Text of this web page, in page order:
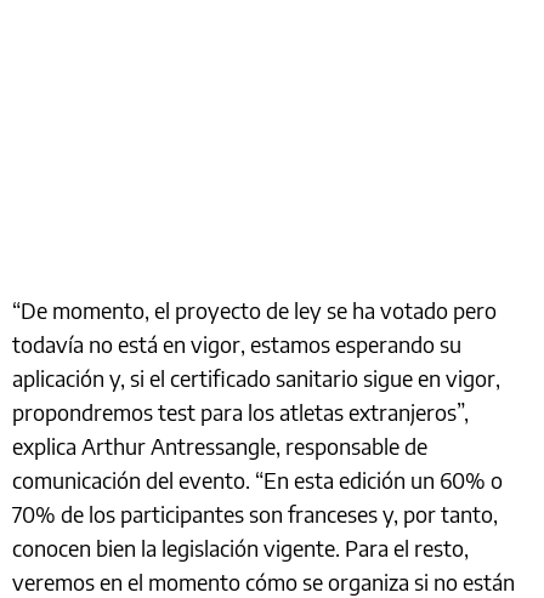
“De momento, el proyecto de ley se ha votado pero
todavía no está en vigor, estamos esperando su
aplicación y, si el certificado sanitario sigue en vigor,
propondremos test para los atletas extranjeros”,
explica Arthur Antressangle, responsable de
comunicación del evento. “En esta edición un 60% o
70% de los participantes son franceses y, por tanto,
conocen bien la legislación vigente. Para el resto,
veremos en el momento cómo se organiza si no están